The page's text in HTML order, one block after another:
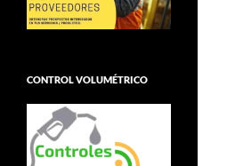
CONTROL VOLUMÉTRICO